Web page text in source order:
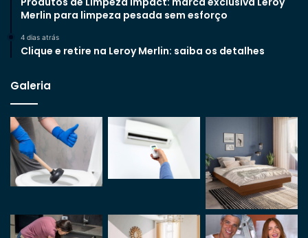
Merlin para limpeza pesada sem esforço
4 dias atrás
Clique e retire na Leroy Merlin: saiba os detalhes
Galeria